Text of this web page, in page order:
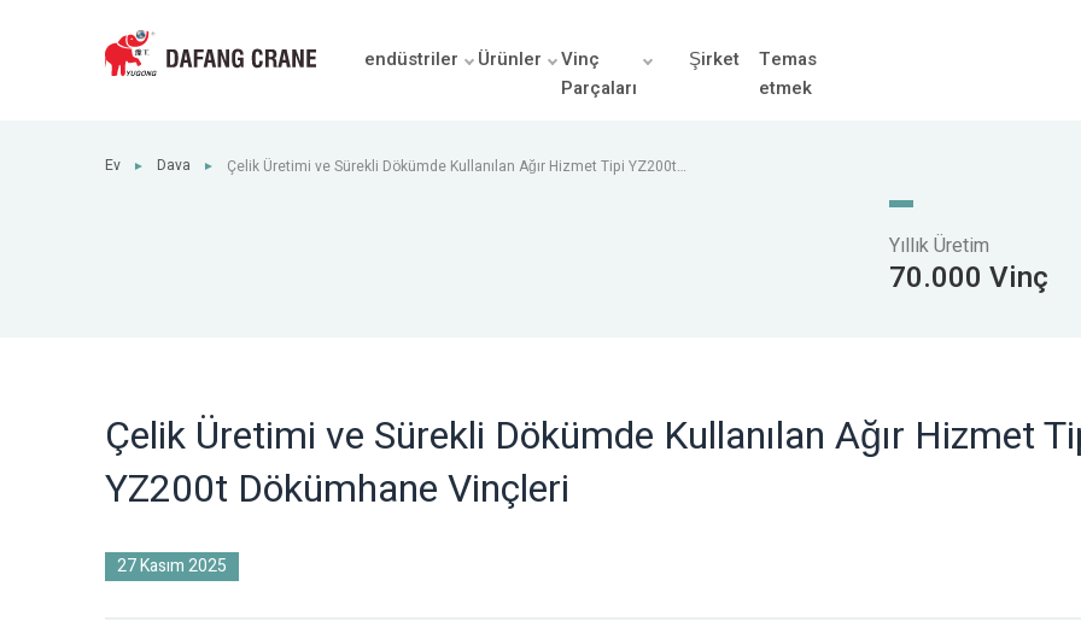
endüstriler Ürünler
Vinç
Parçaları
Şirket
Temas
etmek
Ev ► Dava ►
Çelik Üretimi ve Sürekli Dökümde Kullanılan Ağır Hizmet Tipi YZ200t
Yıllık Üretim
70.000 Vinç
Çelik Üretimi ve Sürekli Dökümde Kullanılan Ağır Hizmet
YZ200t Dökümhane Vinçleri
27 Kasım 2025